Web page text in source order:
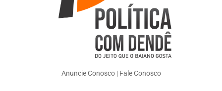
Anuncie Conosco| Fale Conosco